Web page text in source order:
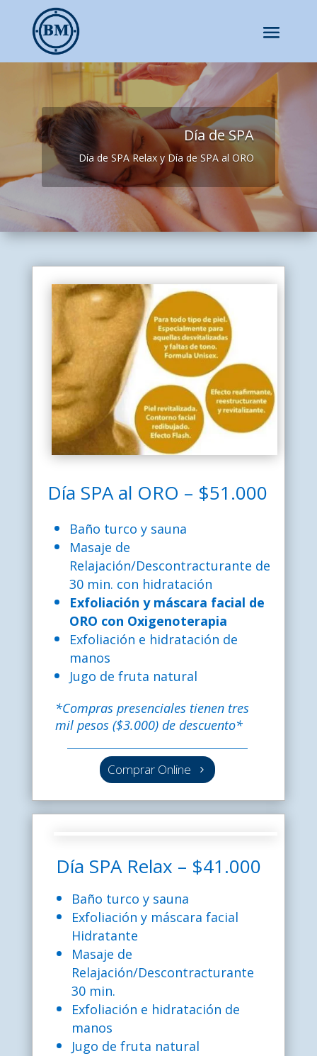
Día de SPA
Día de SPA Relax y Día de SPA al ORO
Día SPA al ORO – $51.000
Baño turco y sauna
Masaje de
Relajación/Descontracturante de
30 min. con hidratación
Exfoliación y máscara facial de
ORO con Oxigenoterapia
Exfoliación e hidratación de
manos
Jugo de fruta natural
*Compras presenciales tienen tres
mil pesos ($3.000) de descuento*
Comprar Online
Día SPA Relax – $41.000
Baño turco y sauna
Exfoliación y máscara facial
Hidratante
Masaje de
Relajación/Descontracturante
30 min.
Exfoliación e hidratación de
manos
Jugo de fruta natural